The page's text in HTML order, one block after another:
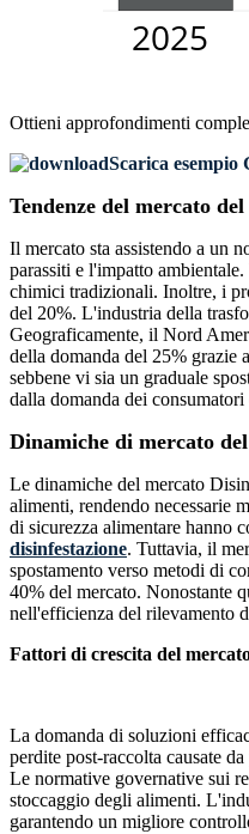
Ottieni approfondimenti
Scarica
Tendenze del mercato
Il mercato sta assistendo a un
parassiti e l'impatto
chimici tradizionali. Inoltre, i
del 20%. L'industria della
Geograficamente, il Nord
della domanda del 25% grazie
sebbene vi sia un graduale
dalla domanda dei
Dinamiche di mercato
Le dinamiche del mercato
alimenti, rendendo necessarie
di sicurezza alimentare hanno
disinfestazione. Tuttavia, il
spostamento verso metodi di
40% del mercato. Nonostante
nell'efficienza del rilevamento
Fattori di crescita del
La domanda di soluzioni
perdite post-raccolta causate
Le normative governative sui
stoccaggio degli alimenti.
garantendo un migliore